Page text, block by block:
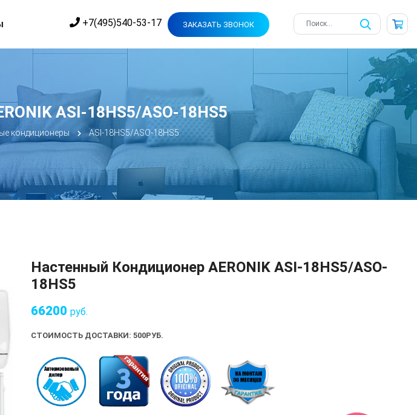
+7(495)540-53-17 ЗАКАЗАТЬ ЗВОНОК
ASI-18HS5/ASO-18HS5
кондиционеры ASI-18HS5/ASO-18HS5
Настенный Кондиционер AERONIK ASI-18HS5/ASO-
18HS5
66200 руб.
СТОИМОСТЬ ДОСТАВКИ: 500РУБ.